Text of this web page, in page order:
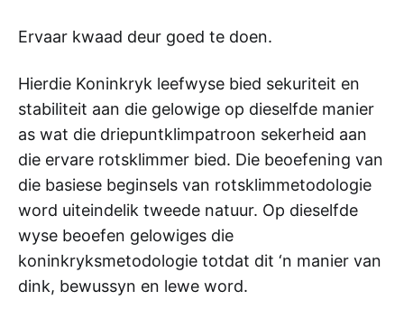
Ervaar kwaad deur goed te doen.
Hierdie Koninkryk leefwyse bied sekuriteit en
stabiliteit aan die gelowige op dieselfde manier
as wat die driepuntklimpatroon sekerheid aan
die ervare rotsklimmer bied. Die beoefening van
die basiese beginsels van rotsklimmetodologie
word uiteindelik tweede natuur. Op dieselfde
wyse beoefen gelowiges die
koninkryksmetodologie totdat dit ‘n manier van
dink, bewussyn en lewe word.